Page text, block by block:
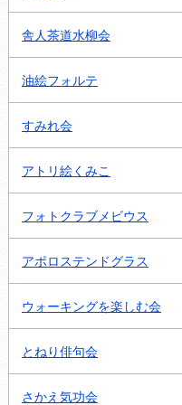
舎人茶道水柳会
油絵フォルテ
すみれ会
アトリ絵くみこ
フォトクラブメビウス
アポロステンドグラス
ウォーキングを楽しむ会
とねり俳句会
さかえ気功会